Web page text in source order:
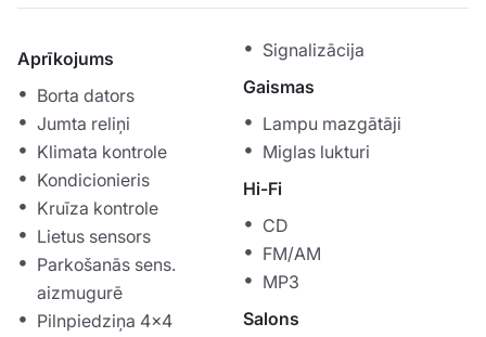
Aprīkojums
Borta dators
Jumta reliņi
Klimata kontrole
Kondicionieris
Kruīza kontrole
Lietus sensors
Parkošanās sens.
aizmugurē
Pilnpiedziņa 4x4
Signalizācija
Gaismas
Lampu mazgātāji
Miglas lukturi
Hi-Fi
CD
FM/AM
MP3
Salons